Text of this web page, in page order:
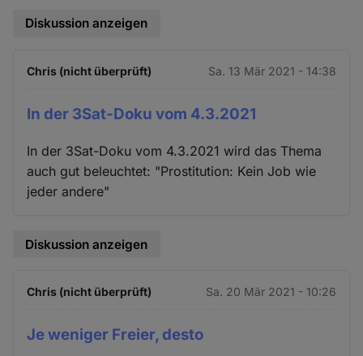
Diskussion anzeigen
Chris (nicht überprüft) Sa. 13 Mär 2021 - 14:38
In der 3Sat-Doku vom 4.3.2021
In der 3Sat-Doku vom 4.3.2021 wird das Thema
auch gut beleuchtet: "Prostitution: Kein Job wie
jeder andere"
Diskussion anzeigen
Chris (nicht überprüft) Sa. 20 Mär 2021 - 10:26
Je weniger Freier, desto